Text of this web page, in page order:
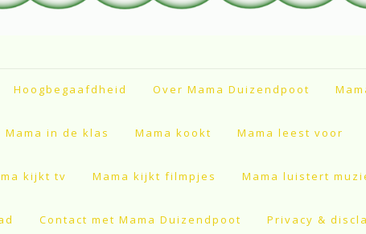
Hoogbegaafdheid Over Mama Duizendpoot
Mama in de klas Mama kookt Mama leest voor
kijkt tv Mama kijkt filmpjes Mama luistert
Contact met Mama Duizendpoot Privacy &